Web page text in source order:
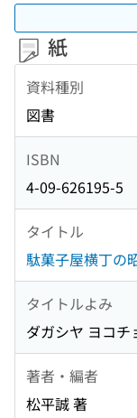
紙
資料種別
図書
ISBN
4-09-626195-5
タイトル
駄菓子屋横丁の
タイトルよみ
ダガシヤ ヨコチ
著者・編者
松平誠 著